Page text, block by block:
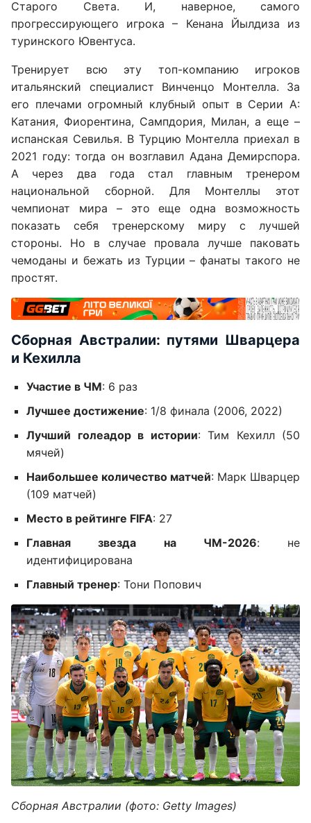
Старого Света. И, наверное, самого
прогрессирующего игрока – Кенана Йылдиза из
туринского Ювентуса.
Тренирует всю эту топ-компанию игроков
итальянский специалист Винченцо Монтелла. За
его плечами огромный клубный опыт в Серии А:
Катания, Фиорентина, Сампдория, Милан, а еще –
испанская Севилья. В Турцию Монтелла приехал в
2021 году: тогда он возглавил Адана Демирспора.
А через два года стал главным тренером
национальной сборной. Для Монтеллы этот
чемпионат мира – это еще одна возможность
показать себя тренерскому миру с лучшей
стороны. Но в случае провала лучше паковать
чемоданы и бежать из Турции – фанаты такого не
простят.
Сборная Австралии: путями Шварцера
и Кехилла
Участие в ЧМ: 6 раз
Лучшее достижение: 1/8 финала (2006, 2022)
Лучший голеадор в истории: Тим Кехилл (50
мячей)
Наибольшее количество матчей: Марк Шварцер
(109 матчей)
Место в рейтинге FIFA: 27
Главная звезда на ЧМ-2026: не
идентифицирована
Главный тренер: Тони Попович
Сборная Австралии (фото: Getty Images)